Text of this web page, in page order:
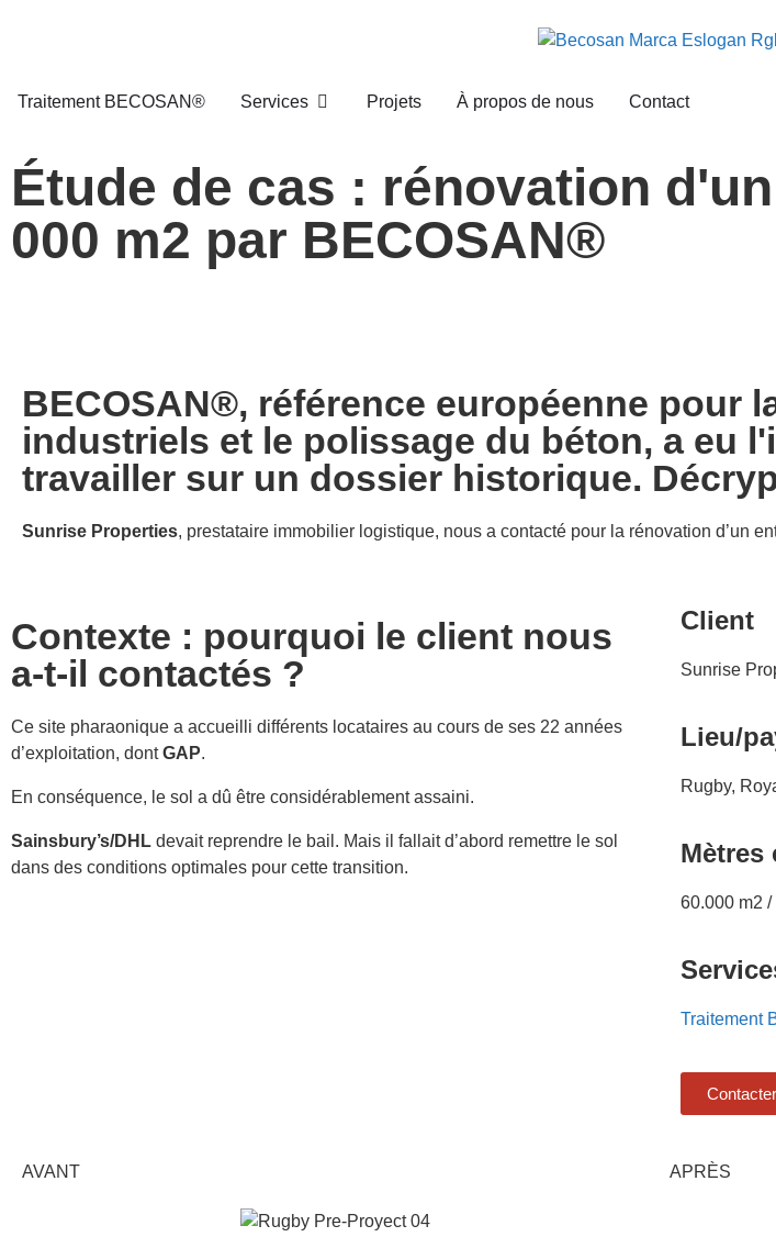
Traitement BECOSAN® Services Projets À propos de nous Contact
Étude de cas : rénovation
000 m2 par BECOSAN®​
BECOSAN®, référence européenne pour
industriels et le polissage du béton, a eu
travailler sur un dossier historique.
Sunrise Properties, prestataire immobilier logistique, nous a contacté pour la rénovation d’un
Contexte : pourquoi le client nous
a-t-il contactés ?
Ce site pharaonique a accueilli différents locataires au cours de ses 22 années
d’exploitation, dontGAP.
En conséquence, le sol a dû être considérablement assaini.
Sainsbury’s/DHL devait reprendre le bail. Mais il fallait d’abord remettre le sol
dans des conditions optimales pour cette transition.
Client
Sunrise
Lieu/
Rugby,
Mètres
60.000 m2
Traitement
AVANT APRÈS